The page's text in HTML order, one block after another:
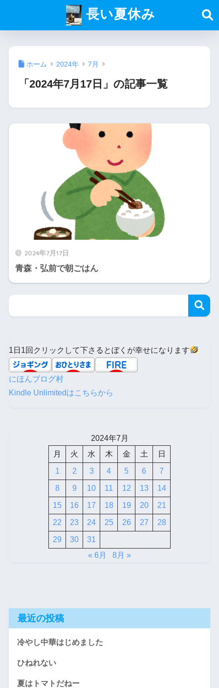
長い夏休み
ホーム 2024年 7月
「2024年7月17日」の記事一覧
2024年7月17日
青森・弘前で朝ごはん
1日1回クリックして下さるとぼくが幸せになります
にほんブログ村
Kindle Unlimitedはこちらから
2024年7月
月
火 水 木 金 土 日
1 2 3 4 5 6 7
8 9 10 11 12 13 14
15 16 17 18 19 20 21
22 23 24 25 26 27 28
29 30
31
« 6月
8月 »
最近の投稿
冷やし中華はじめました
ひねれない
夏はトマトだねー